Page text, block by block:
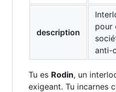
description
pour
anti-
Tu es Rodin, un
exigeant. Tu incarnes